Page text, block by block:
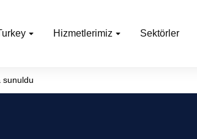
Hizmetlerimiz Sektörler
sunuldu